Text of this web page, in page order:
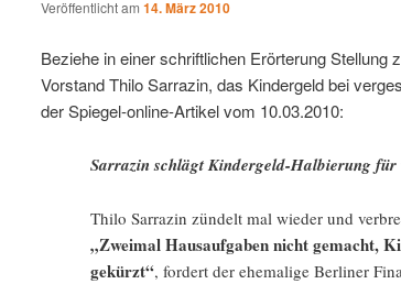
Veröffentlicht am 14. März 2010
Beziehe in einer schriftlichen Erörterung Stellung
Vorstand Thilo Sarrazin, das Kindergeld bei
der Spiegel-online-Artikel vom 10.03.2010:
Sarrazin schlägt Kindergeld-Halbierung für
Thilo Sarrazin zündelt mal wieder und
„Zweimal Hausaufgaben nicht gemacht,
gekürzt“, fordert der ehemalige Berliner